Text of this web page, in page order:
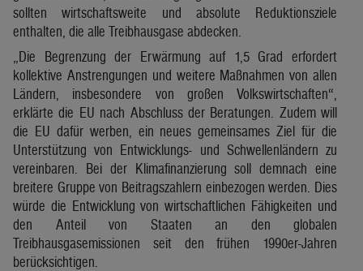
sollten wirtschaftsweite und absolute Reduktionsziele
enthalten, die alle Treibhausgase abdecken.
„Die Begrenzung der Erwärmung auf 1,5 Grad erfordert
kollektive Anstrengungen und weitere Maßnahmen von allen
Ländern, insbesondere von großen Volkswirtschaften“,
erklärte die EU nach Abschluss der Beratungen. Zudem will
die EU dafür werben, ein neues gemeinsames Ziel für die
Unterstützung von Entwicklungs- und Schwellenländern zu
vereinbaren. Bei der Klimafinanzierung soll demnach eine
breitere Gruppe von Beitragszahlern einbezogen werden. Dies
würde die Entwicklung von wirtschaftlichen Fähigkeiten und
den Anteil von Staaten an den globalen
Treibhausgasemissionen seit den frühen 1990er-Jahren
berücksichtigen.